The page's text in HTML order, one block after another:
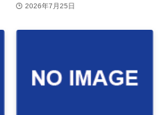
2026年7月25日